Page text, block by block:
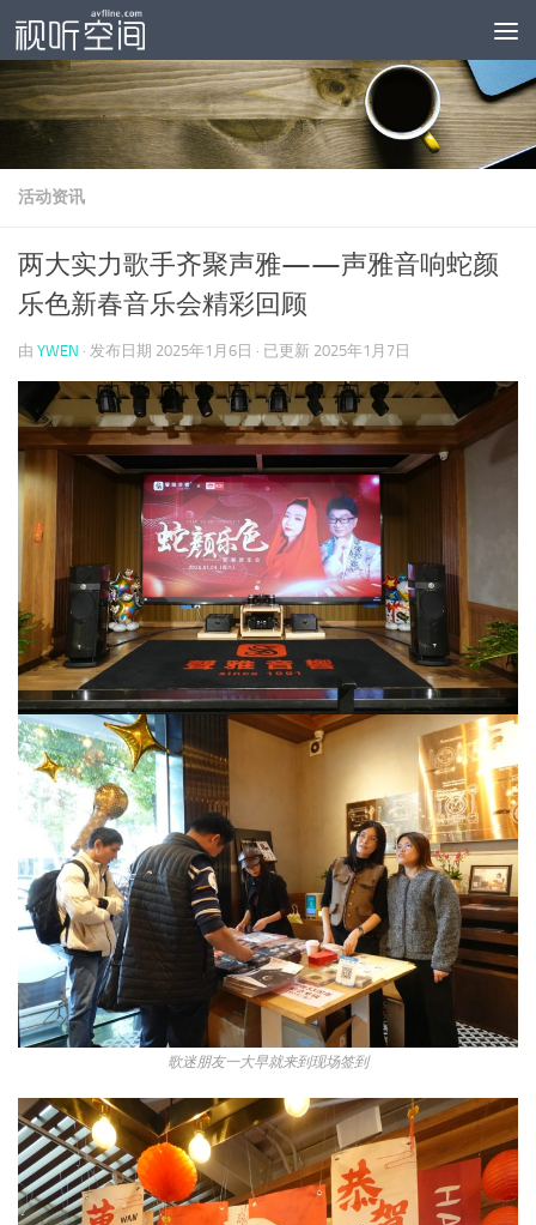
跳至内容
活动资讯
两大实力歌手齐聚声雅——声雅音响蛇颜
乐色新春音乐会精彩回顾
由 YWEN · 发布日期 2025年1月6日 · 已更新 2025年1月7日
歌迷朋友一大早就来到现场签到